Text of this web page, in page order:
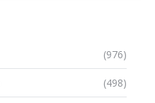
(976)
(498)